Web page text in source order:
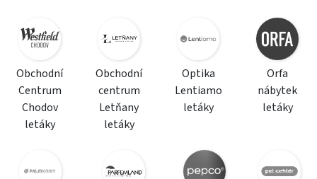
Obchodní
Centrum
Chodov
letáky
Obchodní
centrum
Letňany
letáky
Optika
Lentiamo
letáky
Orfa
nábytek
letáky